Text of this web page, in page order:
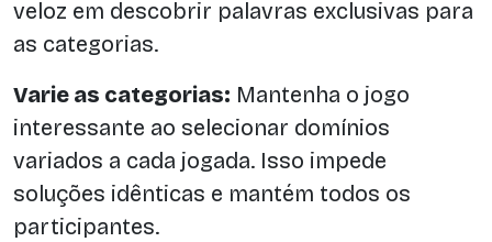
veloz em descobrir palavras exclusivas para
as categorias.
Varie as categorias: Mantenha o jogo
interessante ao selecionar domínios
variados a cada jogada. Isso impede
soluções idênticas e mantém todos os
participantes.